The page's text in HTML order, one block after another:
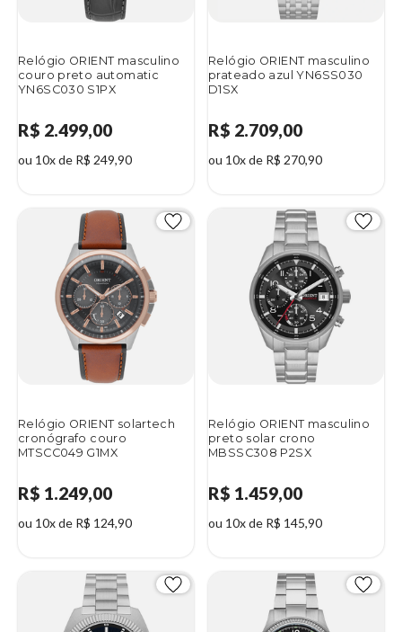
Relógio ORIENT masculino
couro preto automatic
YN6SC030 S1PX
R$ 2.499,00
ou 10x de R$ 249,90
Relógio ORIENT masculino
prateado azul YN6SS030
D1SX
R$ 2.709,00
ou 10x de R$ 270,90
Relógio ORIENT solartech
cronógrafo couro
MTSCC049 G1MX
R$ 1.249,00
ou 10x de R$ 124,90
Relógio ORIENT masculino
preto solar crono
MBSSC308 P2SX
R$ 1.459,00
ou 10x de R$ 145,90